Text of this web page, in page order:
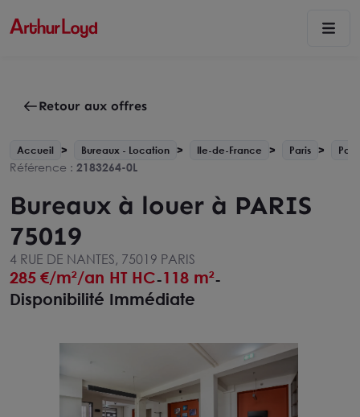
Retour aux offres
Accueil Bureaux - Location Ile-de-France Paris
Référence : 2183264-0L
Bureaux à louer à PARIS
75019
4 RUE DE NANTES, 75019 PARIS
285 €/m²/an HT HC-118 m²-
Disponibilité Immédiate